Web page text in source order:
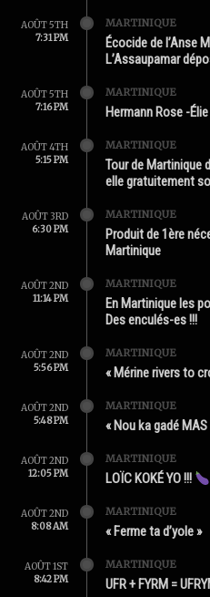
AOÛT 5TH
7:31 PM
MARTINIQUE
Écocide de l’Anse
L’Assaupamar
AOÛT 5TH
7:16 PM
MARTINIQUE
Hermann Rose -
AOÛT 4TH
5:15 PM
MARTINIQUE
Tour de Martinique
elle gratuitement
AOÛT 3RD
6:30 PM
MARTINIQUE
Produit de 1ère
Martinique
AOÛT 2ND
11:14 PM
MARTINIQUE
En Martinique les
Des enculés-es !!!
AOÛT 2ND
5:56 PM
MARTINIQUE
« Mérine rivers to
AOÛT 2ND
5:48 PM
MARTINIQUE
« Nou ka gadé MAS
AOÛT 2ND
12:05 PM
MARTINIQUE
LOÏC KOKÉ YO !!!
AOÛT 2ND
8:08 AM
MARTINIQUE
« Ferme ta d’yole »
AOÛT 1ST
8:42 PM
MARTINIQUE
UFR + FYRM =